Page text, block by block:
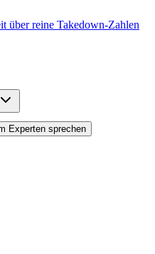
über reine Takedown-Zahlen
Experten sprechen